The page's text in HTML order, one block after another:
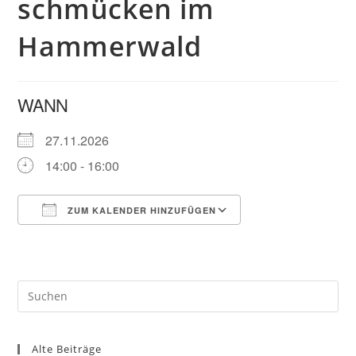
schmücken im
Hammerwald
WANN
27.11.2026
14:00 - 16:00
ZUM KALENDER HINZUFÜGEN
Alte Beiträge